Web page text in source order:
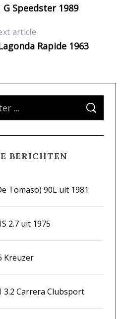
G Speedster 1989
article
Rapide 1963
S
A
C
BERICHTEN
Tomaso) 90L uit 1981
2.7 uit 1975
Kreuzer
3.2 Carrera Clubsport